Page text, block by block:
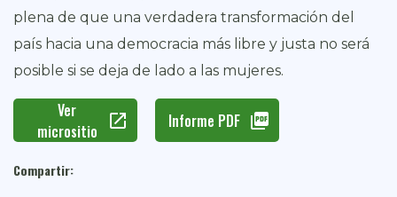
plena de que una verdadera transformación del
país hacia una democracia más libre y justa no será
posible si se deja de lado a las mujeres.
Ver
micrositio
open_in_new Informe PDF picture_as_pdf
Compartir: